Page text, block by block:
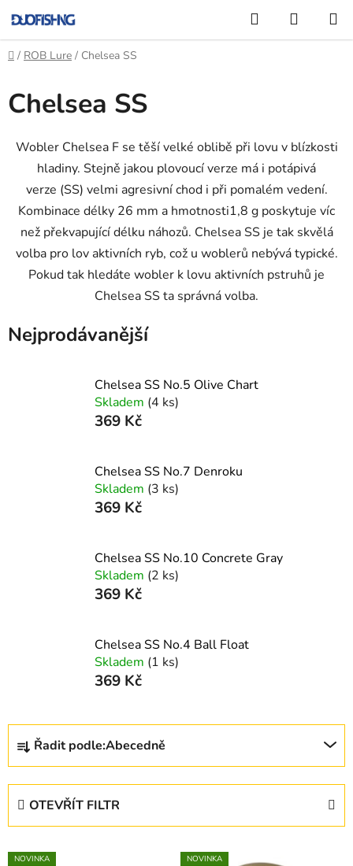
na
obsah
Hledat
KOŠÍK
Domů
/ ROB Lure / Chelsea SS
Chelsea SS
Wobler Chelsea F se těší velké oblibě při lovu v blízkosti
hladiny. Stejně jakou plovoucí verze má i potápivá
verze (SS) velmi agresivní chod i při pomalém vedení.
Kombinace délky 26 mm a hmotnosti1,8 g poskytuje víc
než překvapující délku náhozů. Chelsea SS je tak skvělá
volba pro lov aktivních ryb, což u woblerů nebývá typické.
Pokud tak hledáte wobler k lovu aktivních pstruhů je
Chelsea SS ta správná volba.
Nejprodávanější
Chelsea SS No.5 Olive Chart
Skladem (4 ks)
369 Kč
Chelsea SS No.7 Denroku
Skladem (3 ks)
369 Kč
Chelsea SS No.10 Concrete Gray
Skladem (2 ks)
369 Kč
Chelsea SS No.4 Ball Float
Skladem (1 ks)
369 Kč
Ř
z
p
Řadit podle:Abecedně
OTEVŘÍT FILTR
VNOVINKA NOVINKA